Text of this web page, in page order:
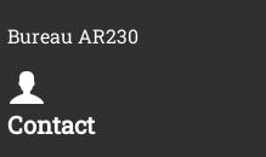
Bureau AR230
Contact